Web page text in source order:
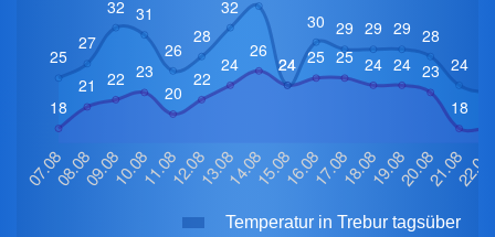
Temperatur in Trebur tagsüber